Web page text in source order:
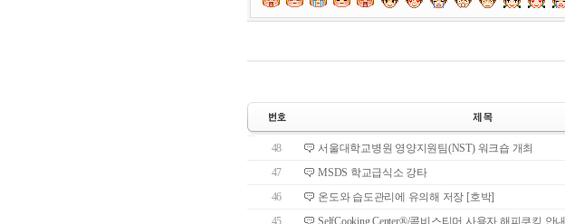
48 서울대학교병원 영양지원팀(NST) 워크숍 개최
47
MSDS 학교급식소 강타
46
온도와 습도관리에 유의해 저장 [호박]
45
SelfCooking Center®/콤비스티머 사용자 해피쿠킹 안내